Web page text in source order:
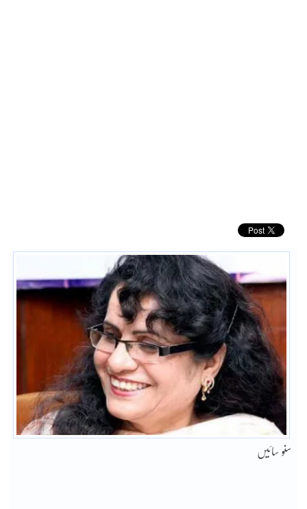
سنو سائیں